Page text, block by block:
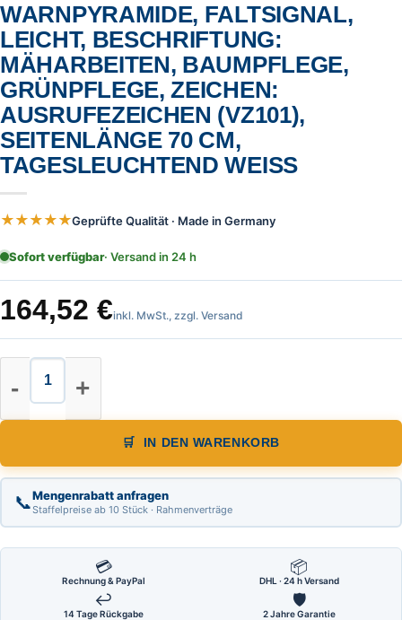
WARNPYRAMIDE, FALTSIGNAL,
LEICHT, BESCHRIFTUNG:
MÄHARBEITEN, BAUMPFLEGE,
GRÜNPFLEGE, ZEICHEN:
AUSRUFEZEICHEN (VZ101),
SEITENLÄNGE 70 CM,
TAGESLEUCHTEND WEISS
★★★★★Geprüfte Qualität · Made in Germany
Sofort verfügbar· Versand in 24 h
164,52 €inkl. MwSt., zzgl. Versand
Warnpyramide, Faltsignal, leicht,
IN DEN WARENKORB
📞Mengenrabatt anfragen
Staffelpreise ab 10 Stück · Rahmenverträge
💳
Rechnung & PayPal
📦
DHL · 24 h Versand
↩
14 Tage Rückgabe
🛡
2 Jahre Garantie